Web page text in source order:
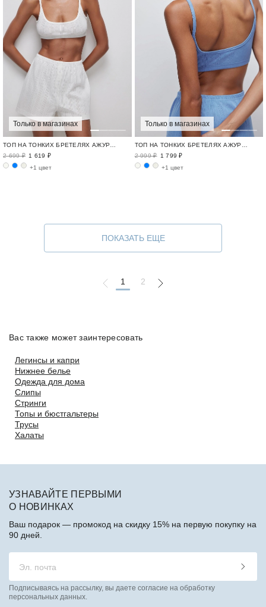
Только в магазинах
2 699 ₽ 1 619 ₽
+1 цвет
Только в магазинах
2 999 ₽ 1 799 ₽
+1 цвет
ПОКАЗАТЬ ЕЩЕ
1 2
Вас также может заинтересовать
Легинсы и капри
Нижнее белье
Одежда для дома
Слипы
Стринги
Топы и бюстгальтеры
Трусы
Халаты
УЗНАВАЙТЕ ПЕРВЫМИ
О НОВИНКАХ
Ваш подарок — промокод на скидку 15% на первую покупку на
90 дней.
Подписываясь на рассылку, вы даете согласие на обработку
персональных данных.